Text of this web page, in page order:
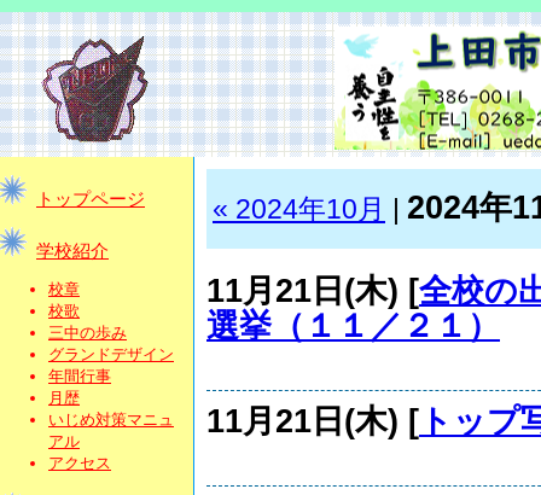
トップページ
学校紹介
校章
校歌
三中の歩み
グランドデザイン
年間行事
月歴
いじめ対策マニュ
アル
アクセス
« 2024年10月 2024年
11月21日(木) [全校の
選挙（１１／２１）
11月21日(木) [ トップ